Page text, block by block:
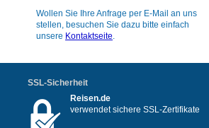
Wollen Sie Ihre Anfrage per E-Mail an uns
stellen, besuchen Sie dazu bitte einfach
unsere Kontaktseite.
SSL-Sicherheit
Reisen.de
verwendet sichere SSL-Zertifikate